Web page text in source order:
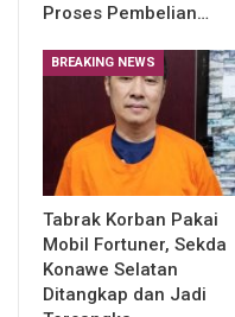
Proses Pembelian…
BREAKING NEWS
Tabrak Korban Pakai
Mobil Fortuner, Sekda
Konawe Selatan
Ditangkap dan Jadi